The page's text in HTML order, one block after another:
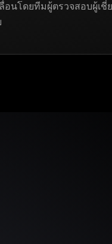
นโดยทีมผู้ตรวจสอบผู้เชี่